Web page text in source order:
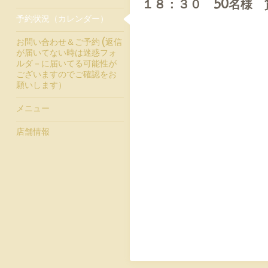
１８：３０ 50名様
予約状況（カレンダー）
お問い合わせ＆ご予約 (返信
が届いてない時は迷惑フォ
ルダ－に届いてる可能性が
ございますのでご確認をお
願いします）
メニュー
店舗情報